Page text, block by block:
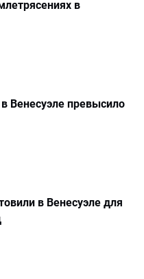
в
Венесуэле превысило
в Венесуэле для